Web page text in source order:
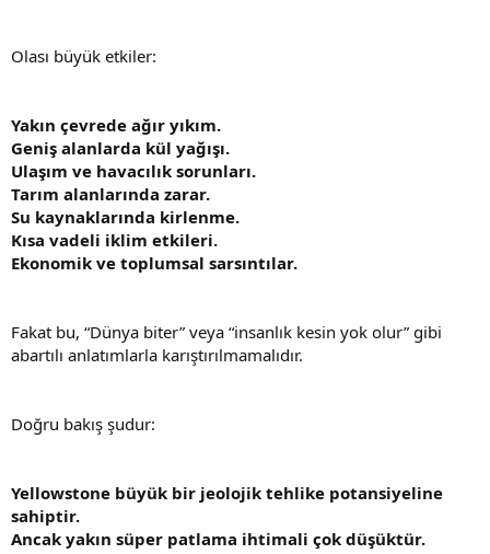
Olası büyük etkiler:
Yakın çevrede ağır yıkım.
Geniş alanlarda kül yağışı.
Ulaşım ve havacılık sorunları.
Tarım alanlarında zarar.
Su kaynaklarında kirlenme.
Kısa vadeli iklim etkileri.
Ekonomik ve toplumsal sarsıntılar.
Fakat bu, “Dünya biter” veya “insanlık kesin yok olur” gibi
abartılı anlatımlarla karıştırılmamalıdır.
Doğru bakış şudur:
Yellowstone büyük bir jeolojik tehlike potansiyeline
sahiptir.
Ancak yakın süper patlama ihtimali çok düşüktür.